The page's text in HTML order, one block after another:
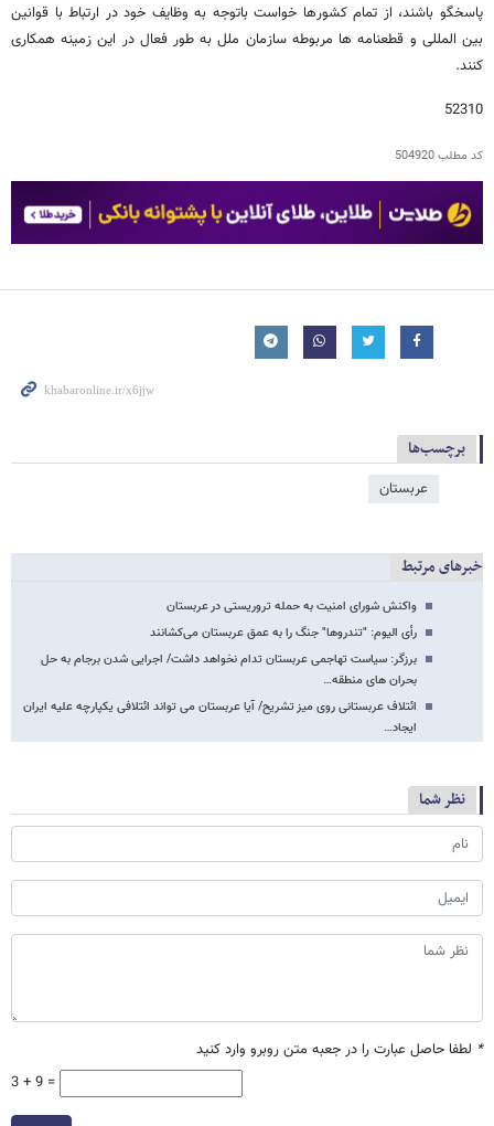
پاسخگو باشند، از تمام کشورها خواست باتوجه به وظایف خود در ارتباط با قوانین
بین المللی و قطعنامه ها مربوطه سازمان ملل به طور فعال در این زمینه همکاری
کنند.
52310
کد مطلب504920
برچسب‌ها
عربستان
خبرهای مرتبط
واکنش شورای امنیت به حمله تروریستی در عربستان
رأی الیوم: "تندروها" جنگ را به عمق عربستان می‌کشانند
برزگر: سیاست تهاجمی عربستان تدام نخواهد داشت/ اجرایی شدن برجام به حل
بحران های منطقه…
ائتلاف عربستانی روی میز تشریح/ آیا عربستان می تواند ائتلافی یکپارچه علیه ایران
ایجاد…
نظر شما
* لطفا حاصل عبارت را در جعبه متن روبرو وارد کنید
3 + 9 =